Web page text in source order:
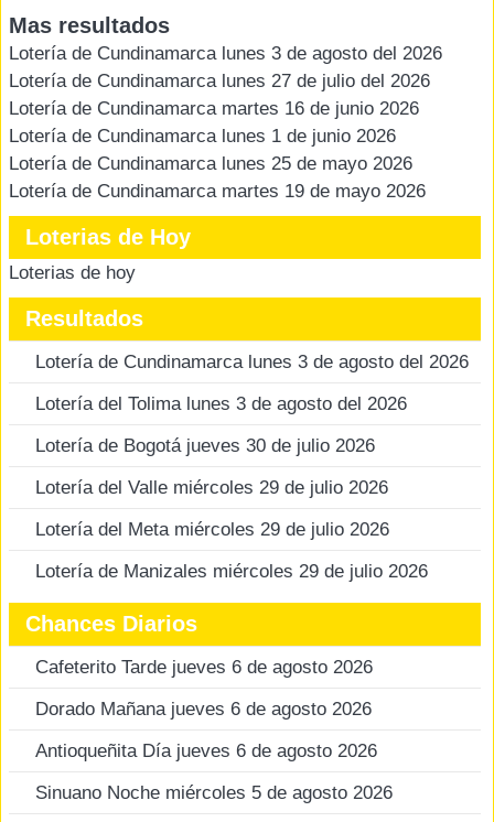
Mas resultados
Lotería de Cundinamarca lunes 3 de agosto del 2026
Lotería de Cundinamarca lunes 27 de julio del 2026
Lotería de Cundinamarca martes 16 de junio 2026
Lotería de Cundinamarca lunes 1 de junio 2026
Lotería de Cundinamarca lunes 25 de mayo 2026
Lotería de Cundinamarca martes 19 de mayo 2026
Loterias de Hoy
Loterias de hoy
Resultados
Lotería de Cundinamarca lunes 3 de agosto del 2026
Lotería del Tolima lunes 3 de agosto del 2026
Lotería de Bogotá jueves 30 de julio 2026
Lotería del Valle miércoles 29 de julio 2026
Lotería del Meta miércoles 29 de julio 2026
Lotería de Manizales miércoles 29 de julio 2026
Chances Diarios
Cafeterito Tarde jueves 6 de agosto 2026
Dorado Mañana jueves 6 de agosto 2026
Antioqueñita Día jueves 6 de agosto 2026
Sinuano Noche miércoles 5 de agosto 2026